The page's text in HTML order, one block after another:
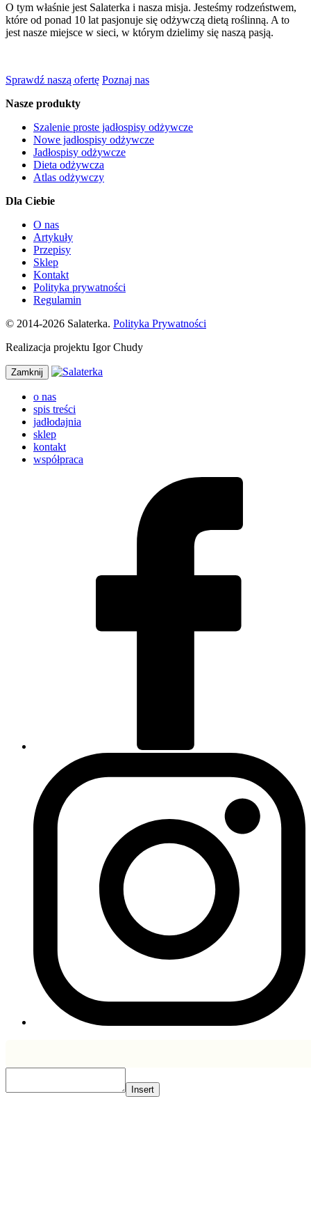
O tym właśnie jest Salaterka i nasza misja. Jesteśmy rodzeństwem,
które od ponad 10 lat pasjonuje się odżywczą dietą roślinną. A to
jest nasze miejsce w sieci, w którym dzielimy się naszą pasją.
Sprawdź naszą ofertę Poznaj nas
Nasze produkty
Szalenie proste jadłospisy odżywcze
Nowe jadłospisy odżywcze
Jadłospisy odżywcze
Dieta odżywcza
Atlas odżywczy
Dla Ciebie
O nas
Artykuły
Przepisy
Sklep
Kontakt
Polityka prywatności
Regulamin
© 2014-2026 Salaterka. Polityka Prywatności
Realizacja projektu Igor Chudy
Zamknij
o nas
spis treści
jadłodajnia
sklep
kontakt
współpraca
Insert